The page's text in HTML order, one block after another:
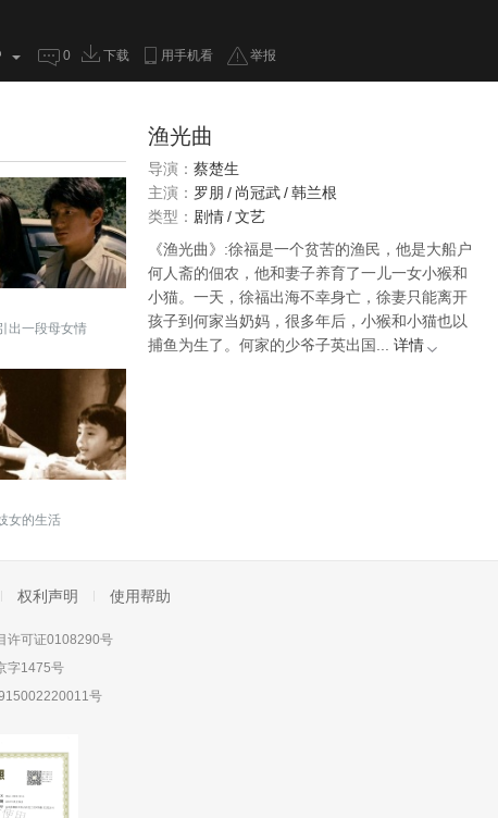
0 下载 用手机看 举报
出一段母女情
女的生活
渔光曲
导演： 蔡楚生
主演： 罗朋 / 尚冠武/韩兰根
类型： 剧情/文艺
《渔光曲》:徐福是一个贫苦的渔民，他是大船户
何人斋的佃农，他和妻子养育了一儿一女小猴和
小猫。一天，徐福出海不幸身亡，徐妻只能离开
孩子到何家当奶妈，很多年后，小猴和小猫也以
捕鱼为生了。何家的少爷子英出国...
详情
权利声明 使用帮助
许可证0108290号
字1475号
号